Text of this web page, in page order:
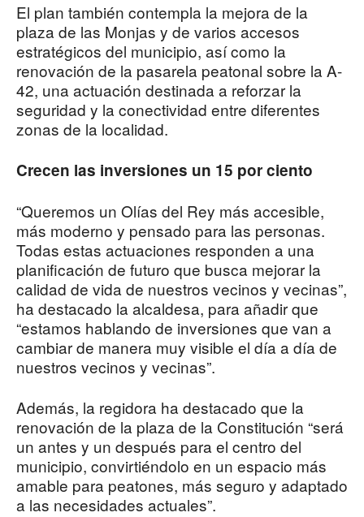
El plan también contempla la mejora de la
plaza de las Monjas y de varios accesos
estratégicos del municipio, así como la
renovación de la pasarela peatonal sobre la A-
42, una actuación destinada a reforzar la
seguridad y la conectividad entre diferentes
zonas de la localidad.
Crecen las inversiones un 15 por ciento
“Queremos un Olías del Rey más accesible,
más moderno y pensado para las personas.
Todas estas actuaciones responden a una
planificación de futuro que busca mejorar la
calidad de vida de nuestros vecinos y vecinas”,
ha destacado la alcaldesa, para añadir que
“estamos hablando de inversiones que van a
cambiar de manera muy visible el día a día de
nuestros vecinos y vecinas”.
Además, la regidora ha destacado que la
renovación de la plaza de la Constitución “será
un antes y un después para el centro del
municipio, convirtiéndolo en un espacio más
amable para peatones, más seguro y adaptado
a las necesidades actuales”.